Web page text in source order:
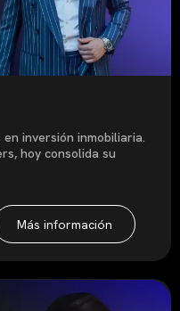
inversión inmobiliaria.
hoy consolida su
Más información